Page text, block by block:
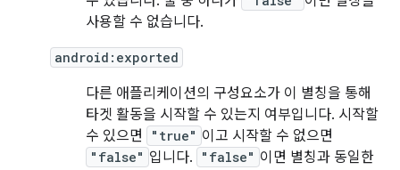
사용할 수 없습니다.
android:exported
다른 애플리케이션의 구성요소가 이 별칭을 통해
타겟 활동을 시작할 수 있는지 여부입니다. 시작할
수 있으면
"true" 이고 시작할 수 없으면
"false" 입니다. "false" 이면 별칭과 동일한